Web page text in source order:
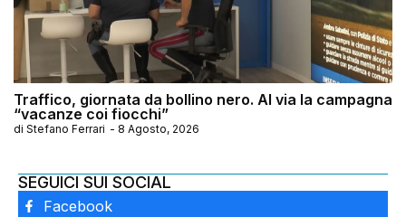
Traffico, giornata da bollino nero. Al via la campagna
“vacanze coi fiocchi”
di Stefano Ferrari - 8 Agosto, 2026
SEGUICI SUI SOCIAL
Facebook